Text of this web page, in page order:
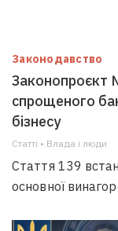
Законодавство
Законопроєкт
спрощеного
бізнесу
Статті • Влада i люди
Стаття 139
основної